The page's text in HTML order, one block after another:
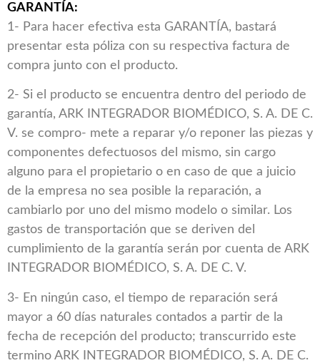
GARANTÍA:
1- Para hacer efectiva esta GARANTÍA, bastará
presentar esta póliza con su respectiva factura de
compra junto con el producto.
2- Si el producto se encuentra dentro del periodo de
garantía, ARK INTEGRADOR BIOMÉDICO, S. A. DE C.
V. se compro- mete a reparar y/o reponer las piezas y
componentes defectuosos del mismo, sin cargo
alguno para el propietario o en caso de que a juicio
de la empresa no sea posible la reparación, a
cambiarlo por uno del mismo modelo o similar. Los
gastos de transportación que se deriven del
cumplimiento de la garantía serán por cuenta de ARK
INTEGRADOR BIOMÉDICO, S. A. DE C. V.
3- En ningún caso, el tiempo de reparación será
mayor a 60 días naturales contados a partir de la
fecha de recepción del producto; transcurrido este
termino ARK INTEGRADOR BIOMÉDICO, S. A. DE C.